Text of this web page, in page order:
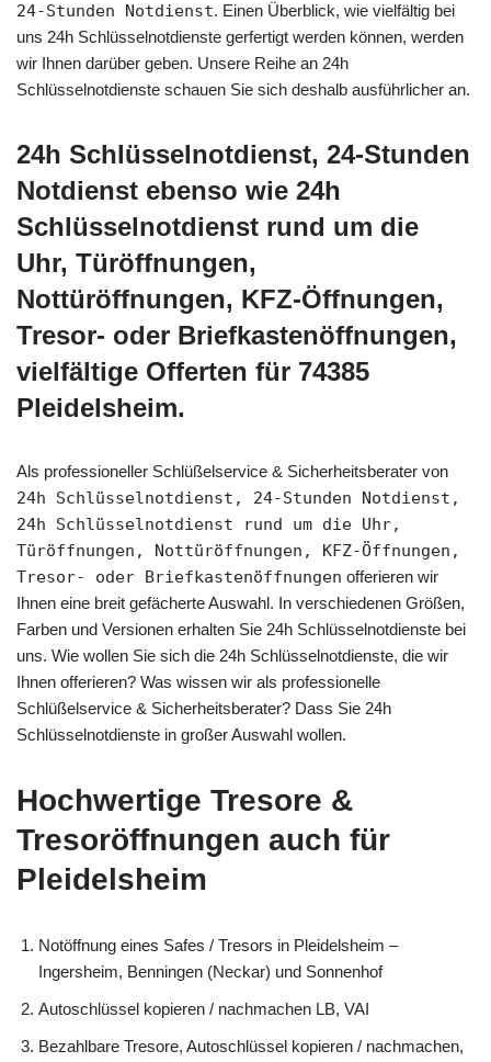
24-Stunden Notdienst. Einen Überblick, wie vielfältig bei
uns 24h Schlüsselnotdienste gerfertigt werden können, werden
wir Ihnen darüber geben. Unsere Reihe an 24h
Schlüsselnotdienste schauen Sie sich deshalb ausführlicher an.
24h Schlüsselnotdienst, 24-Stunden
Notdienst ebenso wie 24h
Schlüsselnotdienst rund um die
Uhr, Türöffnungen,
Nottüröffnungen, KFZ-Öffnungen,
Tresor- oder Briefkastenöffnungen,
vielfältige Offerten für 74385
Pleidelsheim.
Als professioneller Schlüßelservice & Sicherheitsberater von
24h Schlüsselnotdienst, 24-Stunden Notdienst,
24h Schlüsselnotdienst rund um die Uhr,
Türöffnungen, Nottüröffnungen, KFZ-Öffnungen,
Tresor- oder Briefkastenöffnungen offerieren wir
Ihnen eine breit gefächerte Auswahl. In verschiedenen Größen,
Farben und Versionen erhalten Sie 24h Schlüsselnotdienste bei
uns. Wie wollen Sie sich die 24h Schlüsselnotdienste, die wir
Ihnen offerieren? Was wissen wir als professionelle
Schlüßelservice & Sicherheitsberater? Dass Sie 24h
Schlüsselnotdienste in großer Auswahl wollen.
Hochwertige Tresore &
Tresoröffnungen auch für
Pleidelsheim
Notöffnung eines Safes / Tresors in Pleidelsheim –
Ingersheim, Benningen (Neckar) und Sonnenhof
Autoschlüssel kopieren / nachmachen LB, VAI
Bezahlbare Tresore, Autoschlüssel kopieren / nachmachen,